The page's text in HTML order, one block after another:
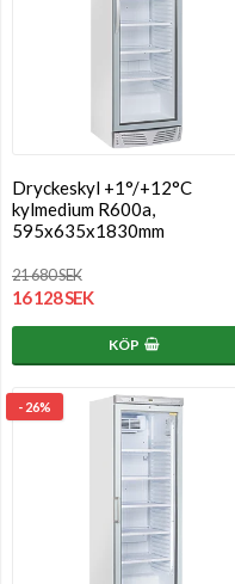
Dryckeskyl +1°/+12°C
kylmedium R600a,
595x635x1830mm
21 680 SEK
16 128 SEK
KÖP
- 26%